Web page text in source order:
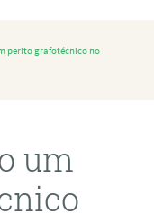
perito grafotécnico no
um